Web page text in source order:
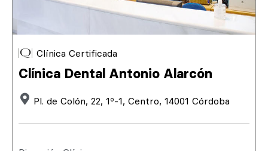
Clínica Certificada
Clínica Dental Antonio Alarcón
Pl. de Colón, 22, 1º-1, Centro, 14001 Córdoba